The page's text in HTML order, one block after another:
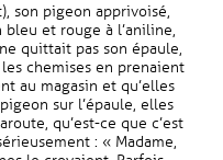
son pigeon apprivoisé,
et rouge à l’aniline,
quittait pas son épaule,
chemises en prenaient
au magasin et qu’elles
sur l’épaule, elles
qu’est-ce que c’est
: « Madame,